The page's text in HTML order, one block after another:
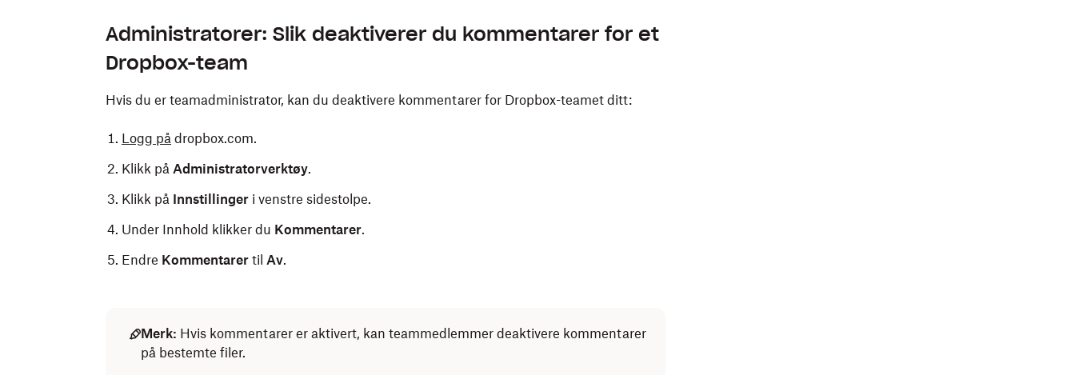
Administratorer: Slik deaktiverer du kommentarer for et
Dropbox-team
Hvis du er teamadministrator, kan du deaktivere kommentarer for Dropbox-teamet ditt:
Logg på dropbox.com.
Klikk på Administratorverktøy.
Klikk på Innstillinger i venstre sidestolpe.
Under Innhold klikker du Kommentarer.
Endre Kommentarer til Av.
Merk: Hvis kommentarer er aktivert, kan teammedlemmer deaktivere kommentarer
på bestemte filer.